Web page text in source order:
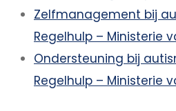
Zelfmanagement bij
Regelhulp – Ministerie
Ondersteuning bij
Regelhulp – Ministerie